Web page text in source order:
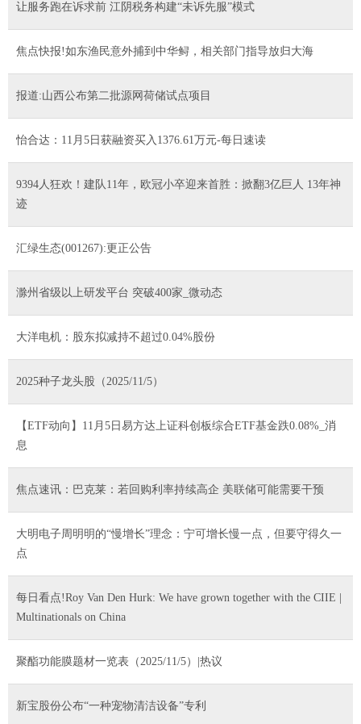
让服务跑在诉求前 江阴税务构建“未诉先服”模式
焦点快报!如东渔民意外捕到中华鲟，相关部门指导放归大海
报道:山西公布第二批源网荷储试点项目
怡合达：11月5日获融资买入1376.61万元-每日速读
9394人狂欢！建队11年，欧冠小卒迎来首胜：掀翻3亿巨人 13年神
迹
汇绿生态(001267):更正公告
滁州省级以上研发平台 突破400家_微动态
大洋电机：股东拟减持不超过0.04%股份
2025种子龙头股（2025/11/5）
【ETF动向】11月5日易方达上证科创板综合ETF基金跌0.08%_消
息
焦点速讯：巴克莱：若回购利率持续高企 美联储可能需要干预
大明电子周明明的“慢增长”理念：宁可增长慢一点，但要守得久一
点
每日看点!Roy Van Den Hurk: We have grown together with the CIIE |
Multinationals on China
聚酯功能膜题材一览表（2025/11/5）|热议
新宝股份公布“一种宠物清洁设备”专利